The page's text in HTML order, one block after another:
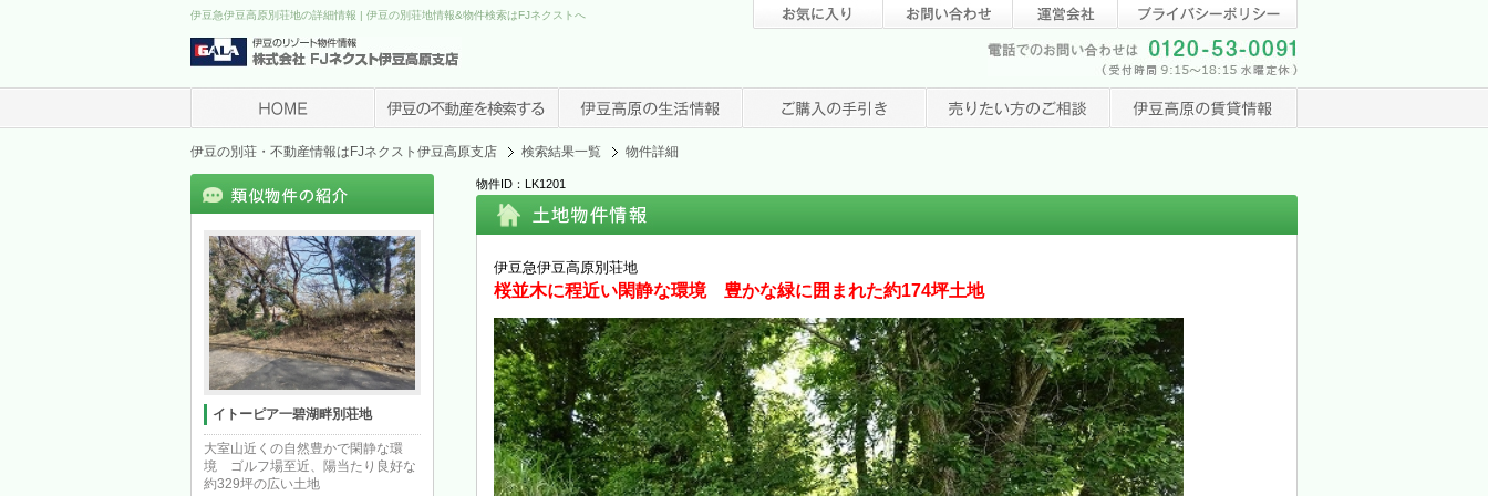
伊豆急伊豆高原別荘地の詳細情報 | 伊豆の別荘地情報&物件検索はFJネクストへ
伊豆の別荘・不動産情報はFJネクスト伊豆高原支店 検索結果一覧 物件詳細
イトーピア一碧湖畔別荘地
大室山近くの自然豊かで閑静な環
境 ゴルフ場至近、陽当たり良好な
約329坪の広い土地
物件ID：LK1201
伊豆急伊豆高原別荘地
桜並木に程近い閑静な環境 豊かな緑に囲まれた約174坪土地